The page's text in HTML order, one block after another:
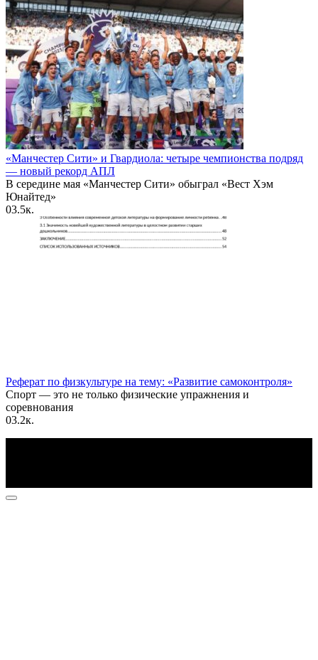
«Манчестер Сити» и Гвардиола: четыре чемпионства подряд
— новый рекорд АПЛ
В середине мая «Манчестер Сити» обыграл «Вест Хэм
Юнайтед»
03.5к.
Реферат по физкультуре на тему: «Развитие самоконтроля»
Спорт — это не только физические упражнения и
соревнования
03.2к.